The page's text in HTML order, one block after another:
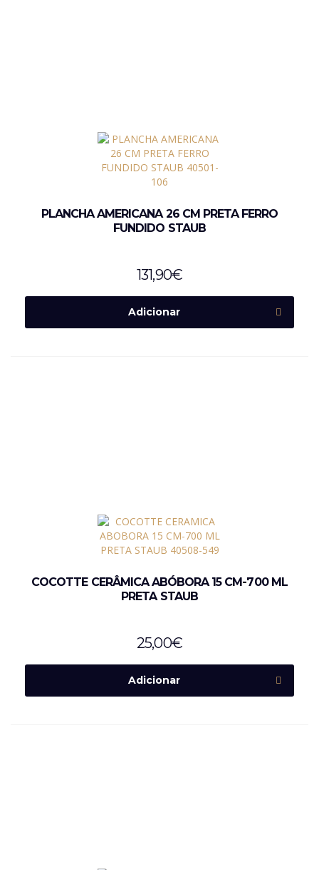
PLANCHA AMERICANA 26 CM PRETA FERRO
FUNDIDO STAUB
131,90€
Adicionar
COCOTTE CERÂMICA ABÓBORA 15 CM-700 ML
PRETA STAUB
25,00€
Adicionar